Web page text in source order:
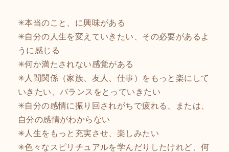
✳︎本当のこと、に興味がある
✳︎自分の人生を変えていきたい、その必要があるよ
うに感じる
✳︎何か満たされない感覚がある
✳︎人間関係（家族、友人、仕事）をもっと楽にして
いきたい、バランスをとっていきたい
✳︎自分の感情に振り回されがちで疲れる、または、
自分の感情がわからない
✳︎人生をもっと充実させ、楽しみたい
✳︎色々なスピリチュアルを学んだりしたけれど、何